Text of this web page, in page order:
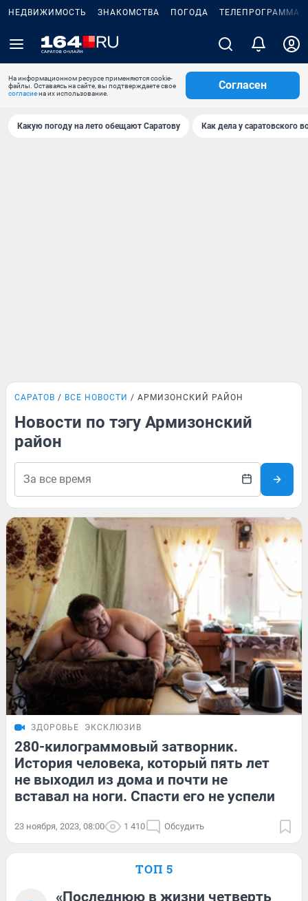
НЕДВИЖИМОСТЬ ЗНАКОМСТВА ПОГОДА ТЕЛЕПРОГРАММА
На информационном ресурсе применяются cookie-
файлы. Оставаясь на сайте, вы подтверждаете свое
согласиена их использование.
Согласен
Какую погоду на лето обещают Саратову Как дела у саратовского
САРАТОВ ВСЕ НОВОСТИ АРМИЗОНСКИЙ РАЙОН
Новости по тэгу Армизонский
район
ЗДОРОВЬЕ ЭКСКЛЮЗИВ
280-килограммовый затворник.
История человека, который пять лет
не выходил из дома и почти не
вставал на ноги. Спасти его не успели
23 ноября, 2023, 08:00 1 410 Обсудить
ТОП 5
«Последнюю в жизни четверть